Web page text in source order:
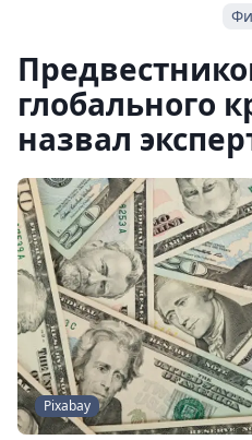
глобального
назвал
Pixabay